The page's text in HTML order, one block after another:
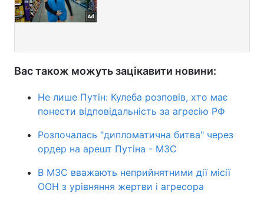
Вас також можуть зацікавити новини:
Не лише Путін: Кулеба розповів, хто має
понести відповідальність за агресію РФ
Розпочалась "дипломатична битва" через
ордер на арешт Путіна - МЗС
В МЗС вважають неприйнятними дії місії
ООН з урівняння жертви і агресора